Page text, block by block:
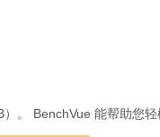
。 BenchVue 能帮助您